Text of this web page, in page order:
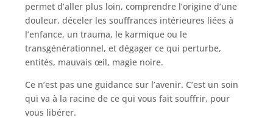
permet d’aller plus loin, comprendre l’origine d’une
douleur, déceler les souffrances intérieures liées à
l’enfance, un trauma, le karmique ou le
transgénérationnel, et dégager ce qui perturbe,
entités, mauvais œil, magie noire.
Ce n’est pas une guidance sur l’avenir. C’est un soin
qui va à la racine de ce qui vous fait souffrir, pour
vous libérer.